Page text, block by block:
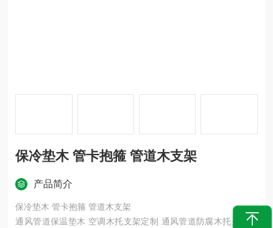
保冷垫木 管卡抱箍 管道木支架
产品简介
保冷垫木 管卡抱箍 管道木支架
通风管道保温垫木 空调木托支架定制 通风管道防腐木托是以生